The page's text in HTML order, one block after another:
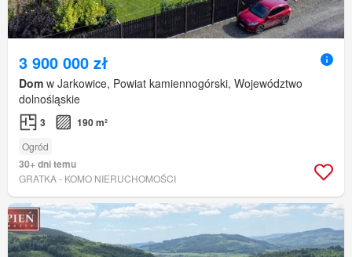
3 900 000 zł
Dom w Jarkowice, Powiat kamiennogórski, Województwo
dolnośląskie
3 190 m²
Ogród
30+ dni temu
GRATKA - KOMO NIERUCHOMOŚCI